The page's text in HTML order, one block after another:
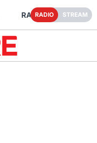
RADIO STREAM